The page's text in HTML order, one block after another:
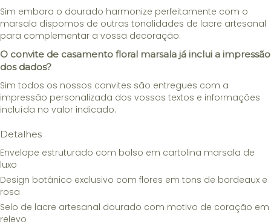
Sim embora o dourado harmonize perfeitamente com o
marsala dispomos de outras tonalidades de lacre artesanal
para complementar a vossa decoração.
O convite de casamento floral marsala já inclui a impressão
dos dados?
Sim todos os nossos convites são entregues com a
impressão personalizada dos vossos textos e informações
incluída no valor indicado.
Detalhes
Envelope estruturado com bolso em cartolina marsala de
luxo
Design botânico exclusivo com flores em tons de bordeaux e
rosa
Selo de lacre artesanal dourado com motivo de coração em
relevo